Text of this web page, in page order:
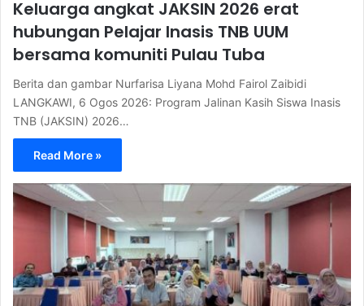
Keluarga angkat JAKSIN 2026 erat
hubungan Pelajar Inasis TNB UUM
bersama komuniti Pulau Tuba
Berita dan gambar Nurfarisa Liyana Mohd Fairol Zaibidi
LANGKAWI, 6 Ogos 2026: Program Jalinan Kasih Siswa Inasis
TNB (JAKSIN) 2026…
Read More »